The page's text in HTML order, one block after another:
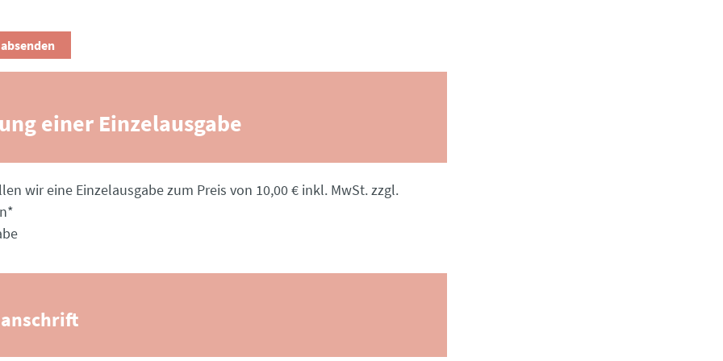
einer Einzelausgabe
wir eine Einzelausgabe zum Preis von 10,00 € inkl. MwSt. zzgl.
*